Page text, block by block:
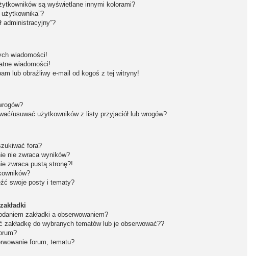
są wyświetlane innymi kolorami?
administracyjny”?
wiadomości!
wiadomości!
lub obraźliwy e-mail od kogoś z tej witryny!
usuwać użytkowników z listy przyjaciół lub wrogów?
fora?
nie zwraca wyników?
zwraca pustą stronę?!
swoje posty i tematy?
zakładki a obserwowaniem?
zakładkę do wybranych tematów lub je obserwować??
forum, tematu?